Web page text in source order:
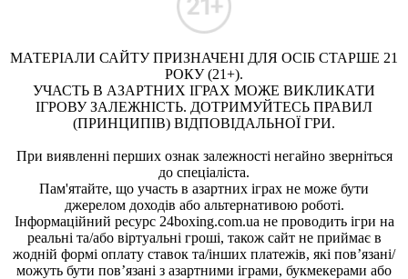
МАТЕРІАЛИ САЙТУ ПРИЗНАЧЕНІ ДЛЯ ОСІБ СТАРШЕ 21
РОКУ (21+).
УЧАСТЬ В АЗАРТНИХ ІГРАХ МОЖЕ ВИКЛИКАТИ
ІГРОВУ ЗАЛЕЖНІСТЬ. ДОТРИМУЙТЕСЬ ПРАВИЛ
(ПРИНЦИПІВ) ВІДПОВІДАЛЬНОЇ ГРИ.
При виявленні перших ознак залежності негайно зверніться
до спеціаліста.
Пам'ятайте, що участь в азартних іграх не може бути
джерелом доходів або альтернативою роботі.
Інформаційний ресурс 24boxing.com.ua не проводить ігри на
реальні та/або віртуальні гроші, також сайт не приймає в
жодній формі оплату ставок та/інших платежів, які пов’язані/
можуть бути пов’язані з азартними іграми, букмекерами або